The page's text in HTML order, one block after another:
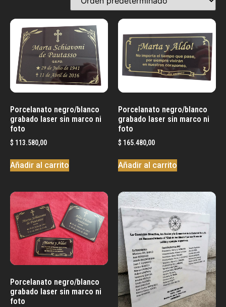
Porcelanato negro/blanco
grabado laser sin marco ni
foto
$ 113.580,00
Añadir al carrito
Porcelanato negro/blanco
grabado laser sin marco ni
foto
$ 165.480,00
Añadir al carrito
Porcelanato negro/blanco
grabado laser sin marco ni
foto